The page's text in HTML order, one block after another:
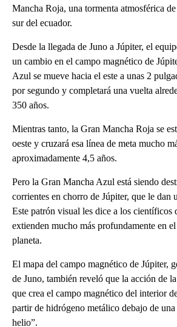
Mancha Roja, una tormenta atmosférica
sur del ecuador.
Desde la llegada de Juno a Júpiter, el
un cambio en el campo magnético de
Azul se mueve hacia el este a unas 2
por segundo y completará una vuelta
350 años.
Mientras tanto, la Gran Mancha Roja se
oeste y cruzará esa línea de meta mucho
aproximadamente 4,5 años.
Pero la Gran Mancha Azul está siendo
corrientes en chorro de Júpiter, que le dan
Este patrón visual les dice a los científicos
extienden mucho más profundamente en
planeta.
El mapa del campo magnético de Júpiter,
de Juno, también reveló que la acción de
que crea el campo magnético del interior
partir de hidrógeno metálico debajo de
helio”.